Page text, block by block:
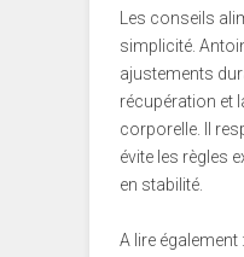
Les conseils
simplicité.
ajustements
récupération et
corporelle. Il
évite les règles
en stabilité.
A lire également :